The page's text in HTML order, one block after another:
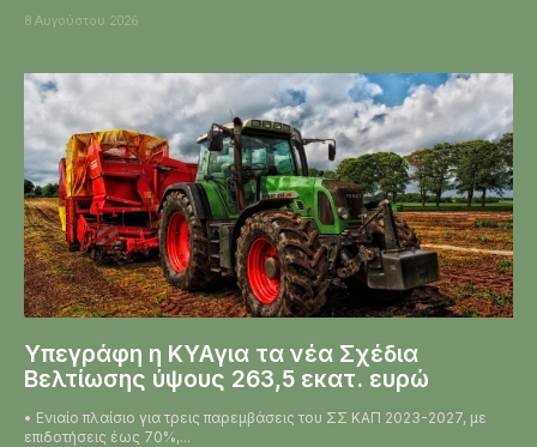
8 Αυγούστου 2026
Υπεγράφη η KYAγια τα νέα Σχέδια
Βελτίωσης ύψους 263,5 εκατ. ευρώ
• Ενιαίο πλαίσιο για τρεις παρεμβάσεις του ΣΣ ΚΑΠ 2023-2027, με
επιδοτήσεις έως 70%,...